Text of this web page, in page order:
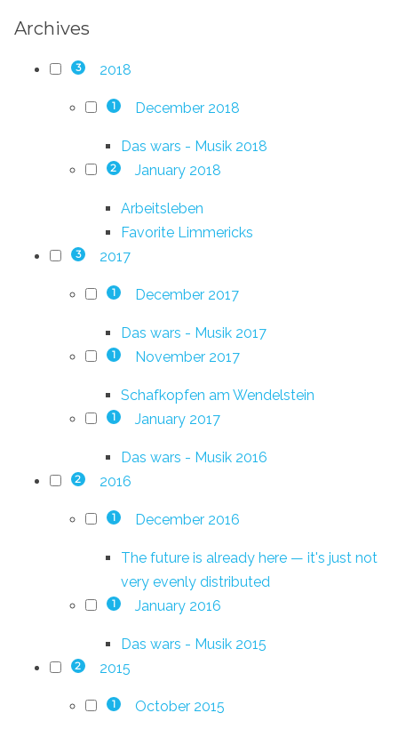
Archives
3 2018
1 December 2018
Das wars - Musik 2018
2 January 2018
Arbeitsleben
Favorite Limmericks
3 2017
1 December 2017
Das wars - Musik 2017
1 November 2017
Schafkopfen am Wendelstein
1 January 2017
Das wars - Musik 2016
2 2016
1 December 2016
The future is already here — it's just not
very evenly distributed
1 January 2016
Das wars - Musik 2015
2 2015
1 October 2015